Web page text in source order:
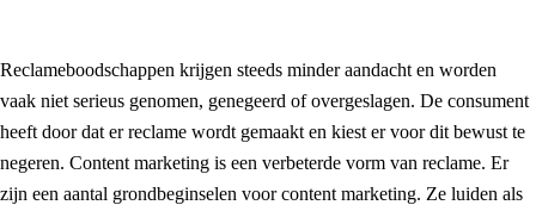
Reclameboodschappen krijgen steeds minder aandacht en worden
vaak niet serieus genomen, genegeerd of overgeslagen. De consument
heeft door dat er reclame wordt gemaakt en kiest er voor dit bewust te
negeren. Content marketing is een verbeterde vorm van reclame. Er
zijn een aantal grondbeginselen voor content marketing. Ze luiden als